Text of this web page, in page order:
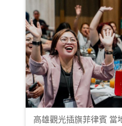
高雄觀光插旗菲律賓 當